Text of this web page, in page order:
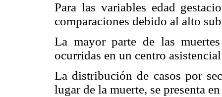
Para las variables edad
comparaciones debido al alto
La mayor parte de las
ocurridas en un centro
La distribución de casos por
lugar de la muerte, se presenta